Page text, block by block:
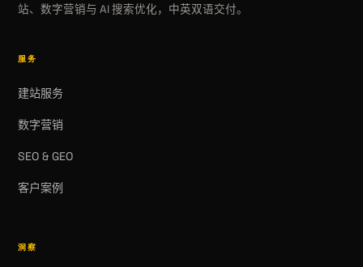
站、数字营销与 AI 搜索优化，中英双语交付。
服务
建站服务
数字营销
SEO & GEO
客户案例
洞察